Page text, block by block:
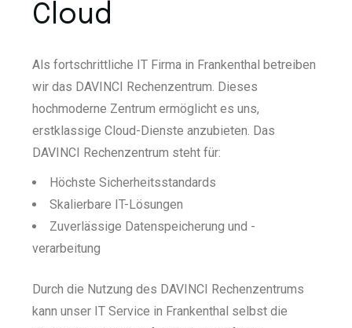
Cloud
Als fortschrittliche IT Firma in Frankenthal betreiben
wir das DAVINCI Rechenzentrum. Dieses
hochmoderne Zentrum ermöglicht es uns,
erstklassige Cloud-Dienste anzubieten. Das
DAVINCI Rechenzentrum steht für:
Höchste Sicherheitsstandards
Skalierbare IT-Lösungen
Zuverlässige Datenspeicherung und -
verarbeitung
Durch die Nutzung des DAVINCI Rechenzentrums
kann unser IT Service in Frankenthal selbst die